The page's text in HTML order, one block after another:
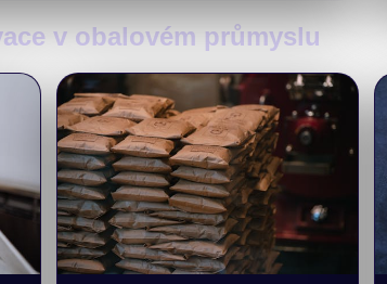
v obalovém průmyslu